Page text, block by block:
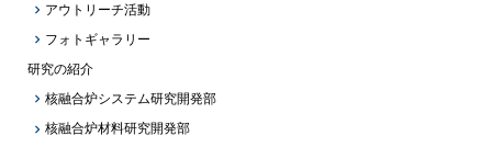
アウトリーチ活動
フォトギャラリー
研究の紹介
核融合炉システム研究開発部
核融合炉材料研究開発部